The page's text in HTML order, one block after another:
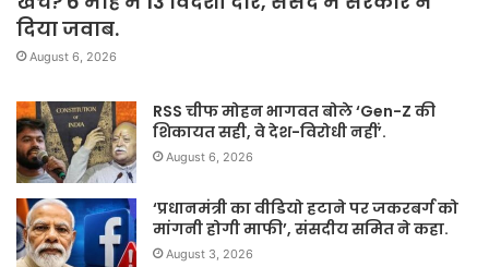
दिया जवाब.
August 6, 2026
RSS चीफ मोहन भागवत बोले ‘Gen-Z की
शिकायत सही, वे देश-विरोधी नहीं’.
August 6, 2026
‘प्रधानमंत्री का वीडियो हटाने पर जकरबर्ग को
मांगनी होगी माफी’, संसदीय समित ने कहा.
August 3, 2026